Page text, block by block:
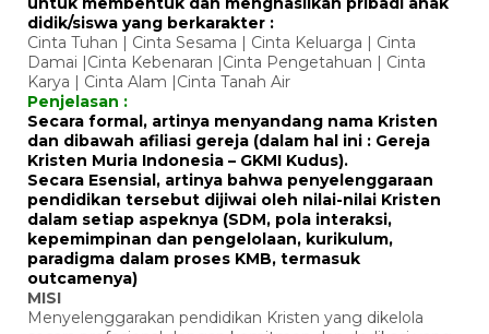
didik/siswa yang berkarakter :
Cinta Tuhan | Cinta Sesama | Cinta Keluarga | Cinta
Damai |Cinta Kebenaran |Cinta Pengetahuan | Cinta
Karya | Cinta Alam |Cinta Tanah Air
Penjelasan :
Secara formal, artinya menyandang nama Kristen
dan dibawah afiliasi gereja (dalam hal ini : Gereja
Kristen Muria Indonesia – GKMI Kudus).
Secara Esensial, artinya bahwa penyelenggaraan
pendidikan tersebut dijiwai oleh nilai-nilai Kristen
dalam setiap aspeknya (SDM, pola interaksi,
kepemimpinan dan pengelolaan, kurikulum,
paradigma dalam proses KMB, termasuk
outcamenya)
MISI
Menyelenggarakan pendidikan Kristen yang dikelola